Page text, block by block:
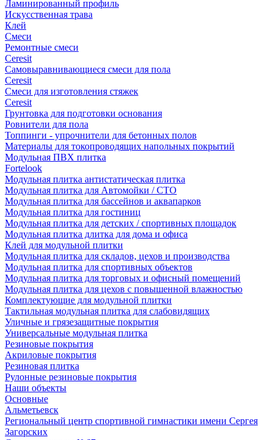
Ламинированный профиль
Искусственная трава
Клей
Смеси
Ремонтные смеси
Ceresit
Самовыравнивающиеся смеси для пола
Ceresit
Смеси для изготовления стяжек
Ceresit
Грунтовка для подготовки основания
Ровнители для пола
Топпинги - упрочнители для бетонных полов
Материалы для токопроводящих напольных покрытий
Модульная ПВХ плитка
Fortelook
Модульная плитка антистатическая плитка
Модульная плитка для Автомойки / СТО
Модульная плитка для бассейнов и аквапарков
Модульная плитка для гостиниц
Модульная плитка для детских / спортивных площадок
Модульная плитка длитка для дома и офиса
Клей для модульной плитки
Модульная плитка для складов, цехов и производства
Модульная плитка для спортивных объектов
Модульная плитка для торговых и офисный помещений
Модульная плитка для цехов с повышенной влажностью
Комплектующие для модульной плитки
Тактильная модульная плитка для слабовидящих
Уличные и грязезащитные покрытия
Универсальные модульная плитка
Резиновые покрытия
Акриловые покрытия
Резиновая плитка
Рулонные резиновые покрытия
Наши объекты
Основные
Альметьевск
Региональный центр спортивной гимнастики имени Сергея
Загорских